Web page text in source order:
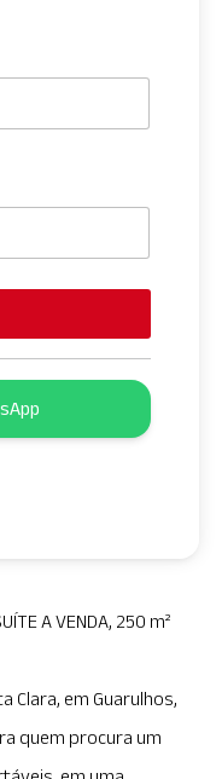
A VENDA, 250 m²
Clara, em Guarulhos,
quem procura um